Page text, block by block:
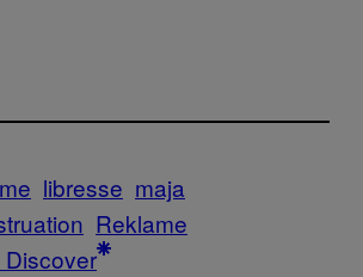
libresse maja
Reklame